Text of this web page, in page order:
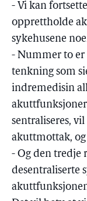
- Vi kan
opprettholde
sykehusene
- Nummer to
tenkning som
indremedisin
sentraliseres,
akuttmottak,
- Og den tredje
desentraliserte